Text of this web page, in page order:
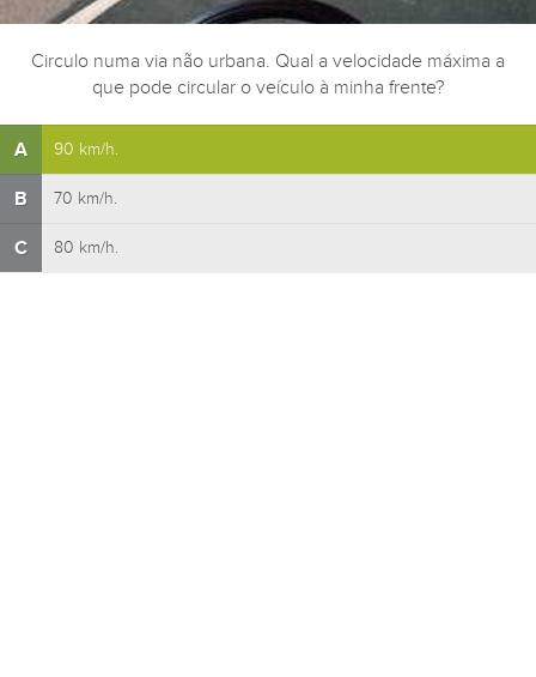
Circulo numa via não urbana. Qual a velocidade máxima a
que pode circular o veículo à minha frente?
A 90 km/h.
B 70 km/h.
C 80 km/h.